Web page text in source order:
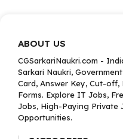
ABOUT US
CGSarkariNaukri.com -
Sarkari Naukri,
Card, Answer Key, Cut-
Forms. Explore IT Jobs,
Jobs, High-Paying Private
Opportunities.